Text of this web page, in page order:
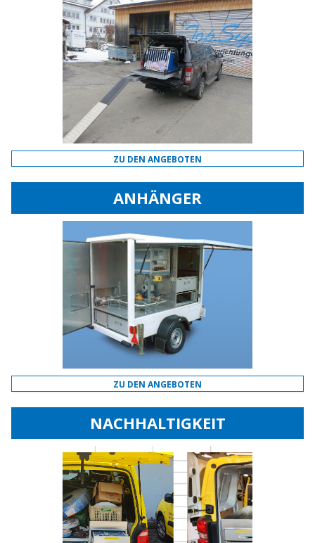
ZU DEN ANGEBOTEN
ANHÄNGER
ZU DEN ANGEBOTEN
NACHHALTIGKEIT